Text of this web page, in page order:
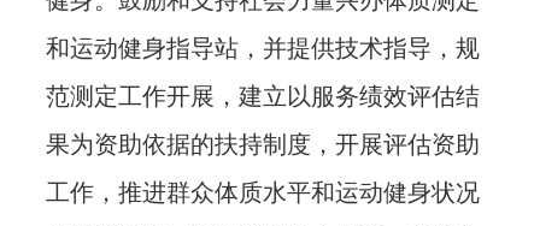
和运动健身指导站，并提供技术指导，规
范测定工作开展，建立以服务绩效评估结
果为资助依据的扶持制度，开展评估资助
工作，推进群众体质水平和运动健身状况